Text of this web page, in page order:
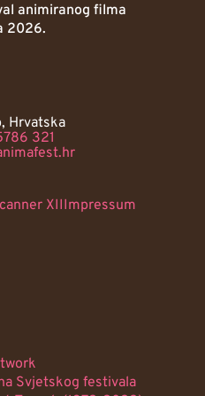
animiranog filma
2026.
Hrvatska
321
XIIImpressum
Svjetskog festivala